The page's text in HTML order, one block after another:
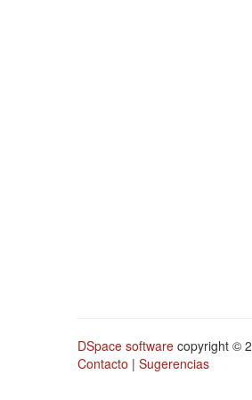
DSpace software copyright ©
Contacto | Sugerencias